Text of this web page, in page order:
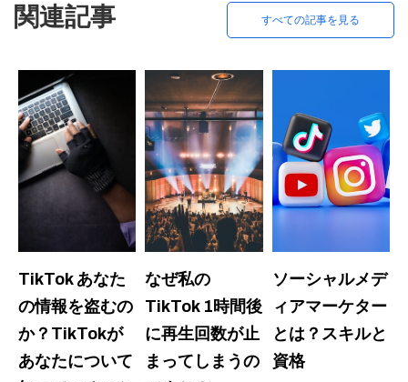
関連記事 すべての記事を見る
TikTok あなた
の情報を盗むの
か？TikTokが
あなたについて
なぜ私の
TikTok 1時間後
に再生回数が止
まってしまうの
ソーシャルメデ
ィアマーケター
とは？スキルと
資格